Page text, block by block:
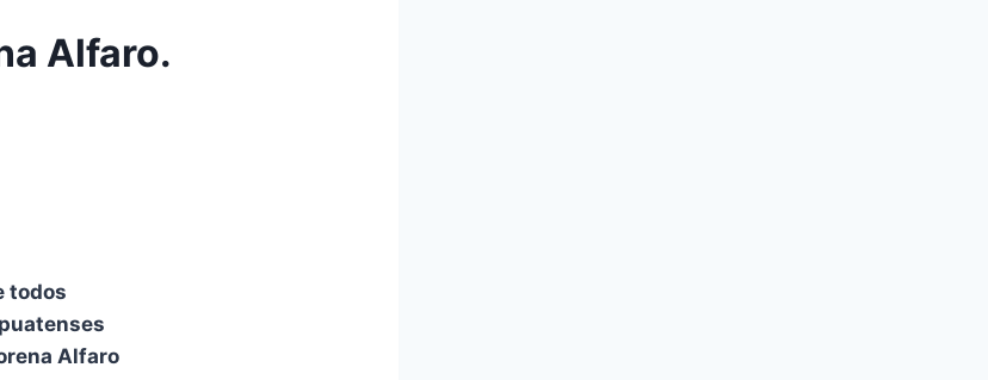
Alfaro.
todos
Alfaro